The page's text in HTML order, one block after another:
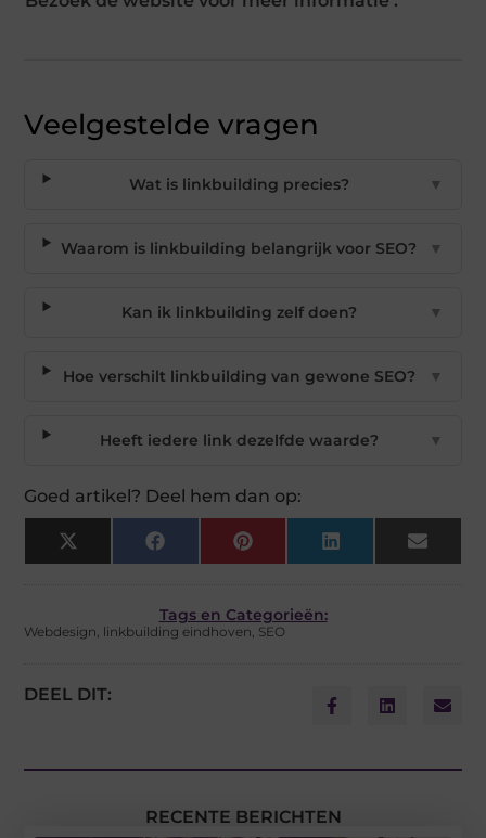
Veelgestelde vragen
Wat is linkbuilding precies? ▼
Waarom is linkbuilding belangrijk voor SEO? ▼
Kan ik linkbuilding zelf doen? ▼
Hoe verschilt linkbuilding van gewone SEO? ▼
Heeft iedere link dezelfde waarde? ▼
Goed artikel? Deel hem dan op:
X
(Twitter)
Facebook Pinterest LinkedIn Email
Tags en Categorieën:
Webdesign, linkbuilding eindhoven, SEO
DEEL DIT:
RECENTE BERICHTEN